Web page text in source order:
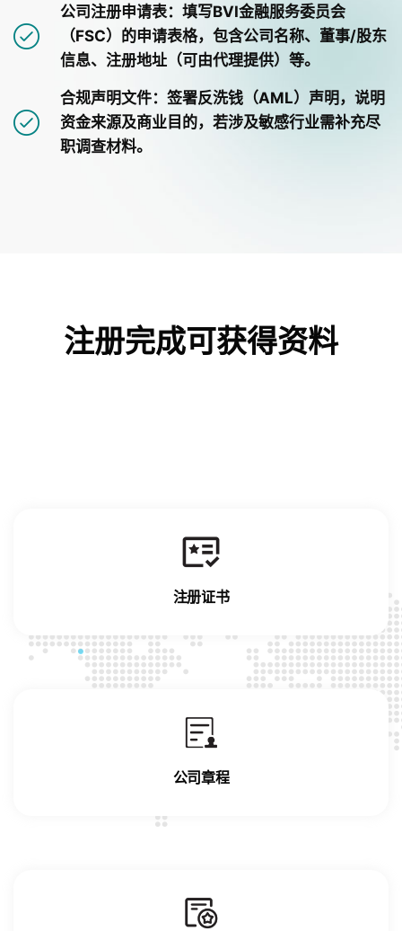
公司注册申请表：填写BVI金融服务委员会
（FSC）的申请表格，包含公司名称、董事/股东
信息、注册地址（可由代理提供）等。
合规声明文件：签署反洗钱（AML）声明，说明
资金来源及商业目的，若涉及敏感行业需补充尽
职调查材料。
注册完成可获得资料
注册证书
公司章程